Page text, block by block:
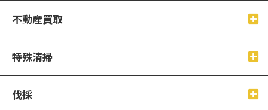
不動産買取
特殊清掃
伐採